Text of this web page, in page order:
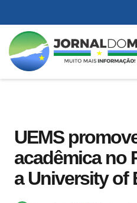
UEMS
acadêmica no
a University of